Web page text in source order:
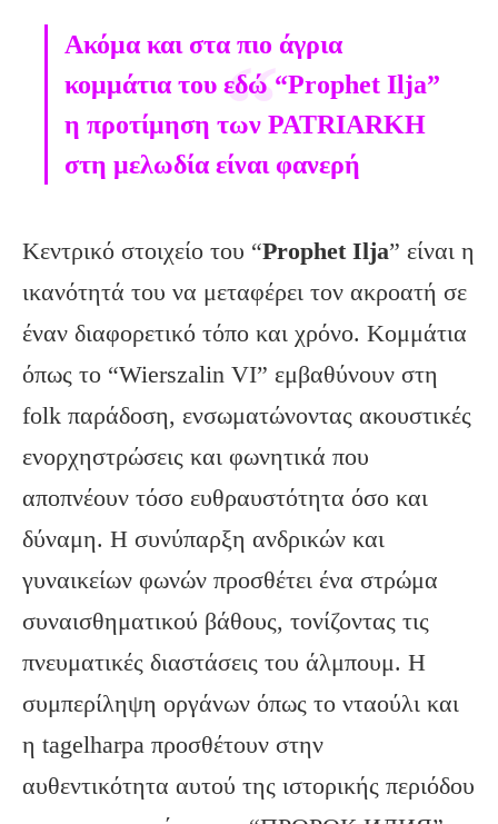
Aκόμα και στα πιο άγρια
κομμάτια του εδώ “Prophet Ilja”
η προτίμηση των PATRIARKH
στη μελωδία είναι φανερή
Κεντρικό στοιχείο του “ProphetIlja” είναι η
ικανότητά του να μεταφέρει τον ακροατή σε
έναν διαφορετικό τόπο και χρόνο. Κομμάτια
όπως το “Wierszalin VI” εμβαθύνουν στη
folk παράδοση, ενσωματώνοντας ακουστικές
ενορχηστρώσεις και φωνητικά που
αποπνέουν τόσο ευθραυστότητα όσο και
δύναμη. Η συνύπαρξη ανδρικών και
γυναικείων φωνών προσθέτει ένα στρώμα
συναισθηματικού βάθους, τονίζοντας τις
πνευματικές διαστάσεις του άλμπουμ. Η
συμπερίληψη οργάνων όπως το νταούλι και
η tagelharpa προσθέτουν στην
αυθεντικότητα αυτού της ιστορικής περιόδου